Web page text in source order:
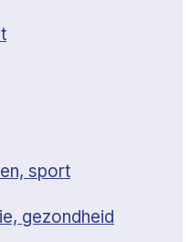
sport
gezondheid